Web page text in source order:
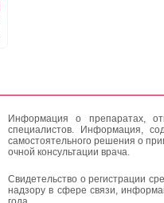
Информация о препаратах,
специалистов. Информация,
самостоятельного решения о
очной консультации врача.
Свидетельство о регистрации
надзору в сфере связи,